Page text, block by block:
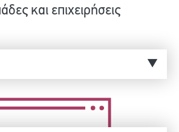
και επιχειρήσεις